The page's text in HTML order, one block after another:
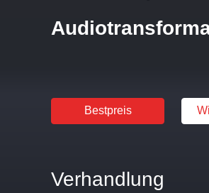
Bestpreis
Verhandlung